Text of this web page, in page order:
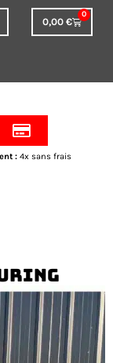
0,00 €
0
Panier
: 4x sans frais